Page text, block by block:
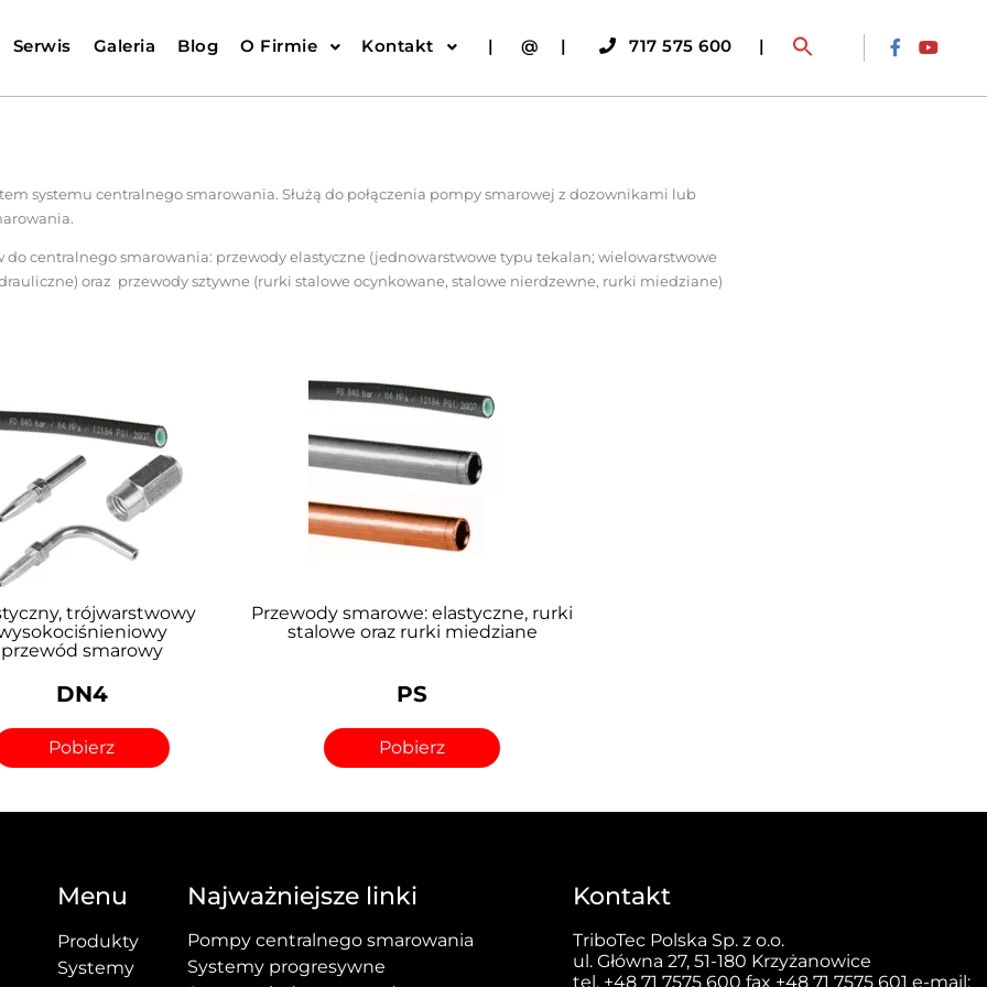
Serwis Galeria Blog O Firmie Kontakt | @ | 717 575 600 |
systemu centralnego smarowania. Służą do połączenia pompy smarowej z dozownikami lub
do centralnego smarowania: przewody elastyczne (jednowarstwowe typu tekalan; wielowarstwowe
oraz przewody sztywne (rurki stalowe ocynkowane, stalowe nierdzewne, rurki miedziane)
trójwarstwowy
przewód smarowy
DN4
Pobierz
Przewody smarowe: elastyczne, rurki
stalowe oraz rurki miedziane
PS
Pobierz
Menu
Produkty
Systemy
Najważniejsze linki
Pompy centralnego smarowania
Systemy progresywne
Kontakt
TriboTec Polska Sp. z o.o.
ul. Główna 27, 51-180 Krzyżanowice
tel. +48 71 7575 600 fax +48 71 7575 601 e-mail: